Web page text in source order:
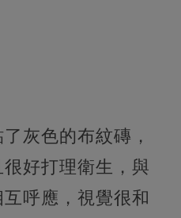
灰色的布紋磚，
好打理衛生，與
呼應，視覺很和